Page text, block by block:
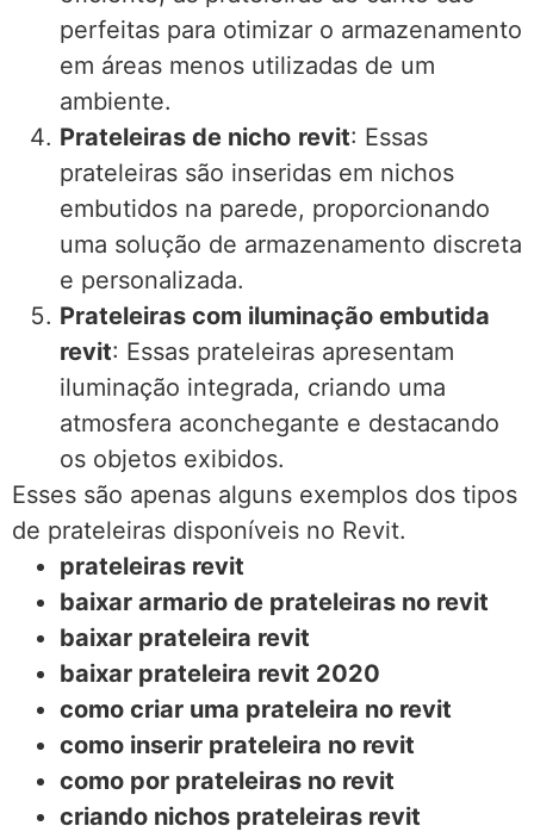
perfeitas para otimizar o armazenamento
em áreas menos utilizadas de um
ambiente.
Prateleiras de nicho revit: Essas
prateleiras são inseridas em nichos
embutidos na parede, proporcionando
uma solução de armazenamento discreta
e personalizada.
Prateleiras com iluminação embutida
revit: Essas prateleiras apresentam
iluminação integrada, criando uma
atmosfera aconchegante e destacando
os objetos exibidos.
Esses são apenas alguns exemplos dos tipos
de prateleiras disponíveis no Revit.
prateleiras revit
baixar armario de prateleiras no revit
baixar prateleira revit
baixar prateleira revit 2020
como criar uma prateleira no revit
como inserir prateleira no revit
como por prateleiras no revit
criando nichos prateleiras revit